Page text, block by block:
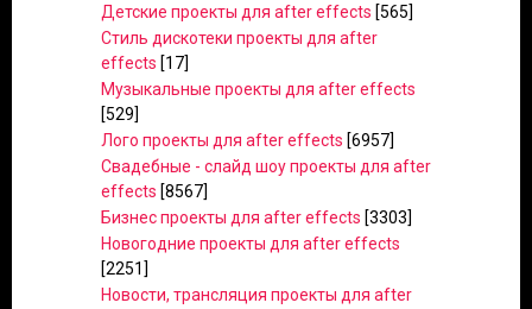
Детские проекты для after effects [565]
Стиль дискотеки проекты для after
effects [17]
Музыкальные проекты для after effects
[529]
Лого проекты для after effects [6957]
Свадебные - слайд шоу проекты для after
effects [8567]
Бизнес проекты для after effects [3303]
Новогодние проекты для after effects
[2251]
Новости, трансляция проекты для after